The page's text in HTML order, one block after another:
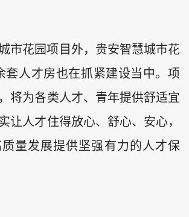
市花园项目外，贵安智慧城市花
套人才房也在抓紧建设当中。项
将为各类人才、青年提供舒适宜
让人才住得放心、舒心、安心，
量发展提供坚强有力的人才保